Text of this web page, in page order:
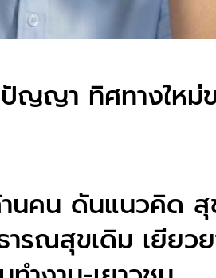
ญญา ทิศทางให
นคน ดันแนวคิด สุ
รณสุขเดิม เยียว